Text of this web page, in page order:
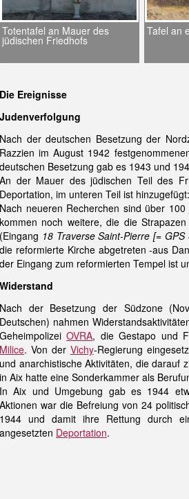
Totentafel an Mauer des
jüdischen Friedhofs
Tafel an
Die Ereignisse
Judenverfolgung
Nach der deutschen Besetzung der
Razzien im August 1942
deutschen Besetzung gab es 1943 und
An der Mauer des jüdischen Teil des
Deportation, im unteren Teil ist
Nach neueren Recherchen sind über
kommen noch weitere, die die
(Eingang 18 Traverse Saint-Pierre [=
die reformierte Kirche abgetreten -aus
der Eingang zum reformierten Tempel ist
Widerstand
Nach der Besetzung der Südzone
Deutschen) nahmen
GeheimpolizeiOVRA, die Gestapo und
Milice. Von der Vichy-Regierung
und anarchistische Aktivitäten, die darauf
in Aix hatte eine Sonderkammer als
In Aix und Umgebung gab es 1944
Aktionen war die Befreiung von 24
1944 und damit ihre Rettung durch
angesetzten Deportation.